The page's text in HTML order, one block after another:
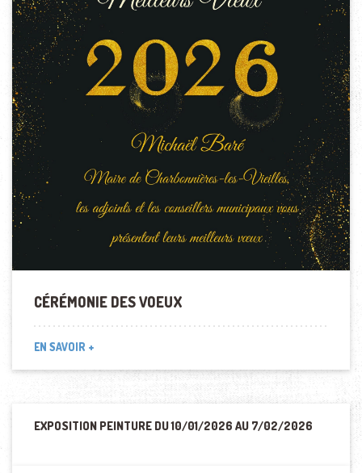
CÉRÉMONIE DES VOEUX
EN SAVOIR +
EXPOSITION PEINTURE DU 10/01/2026 AU 7/02/2026